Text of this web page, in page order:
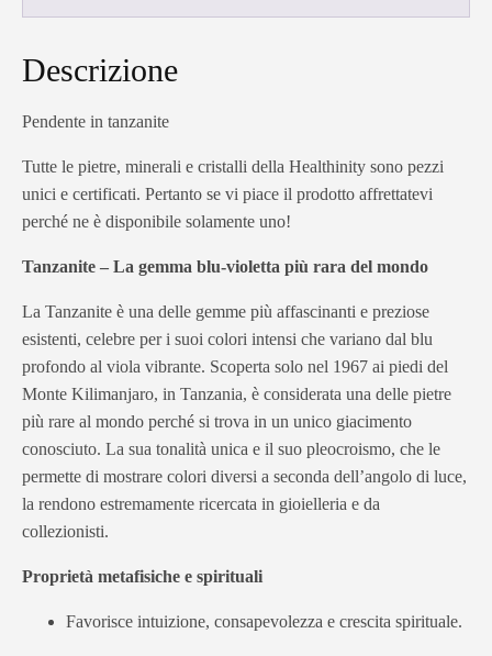
Descrizione
Pendente in tanzanite
Tutte le pietre, minerali e cristalli della Healthinity sono pezzi
unici e certificati. Pertanto se vi piace il prodotto affrettatevi
perché ne è disponibile solamente uno!
Tanzanite – La gemma blu-violetta più rara del mondo
La Tanzanite è una delle gemme più affascinanti e preziose
esistenti, celebre per i suoi colori intensi che variano dal blu
profondo al viola vibrante. Scoperta solo nel 1967 ai piedi del
Monte Kilimanjaro, in Tanzania, è considerata una delle pietre
più rare al mondo perché si trova in un unico giacimento
conosciuto. La sua tonalità unica e il suo pleocroismo, che le
permette di mostrare colori diversi a seconda dell’angolo di luce,
la rendono estremamente ricercata in gioielleria e da
collezionisti.
Proprietà metafisiche e spirituali
Favorisce intuizione, consapevolezza e crescita spirituale.